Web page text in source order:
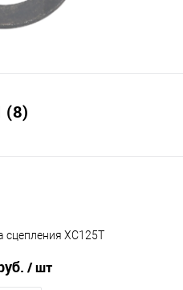
сцепления XC125T
/ шт